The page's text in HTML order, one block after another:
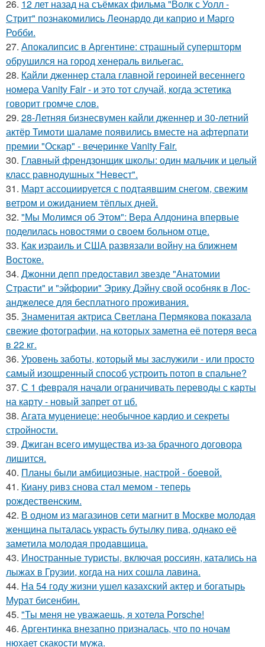
26. 12 лет назад на съёмках фильма "Волк с Уолл -
Стрит" познакомились Леонардо ди каприо и Марго
Робби.
27. Апокалипсис в Аргентине: страшный супершторм
обрушился на город хенераль вильегас.
28. Кайли дженнер стала главной героиней весеннего
номера Vanity Fair - и это тот случай, когда эстетика
говорит громче слов.
29. 28-Летняя бизнесвумен кайли дженнер и 30-летний
актёр Тимоти шаламе появились вместе на афтерпати
премии "Оскар" - вечеринке Vanity Fair.
30. Главный френдзонщик школы: один мальчик и целый
класс равнодушных "Невест".
31. Март ассоциируется с подтаявшим снегом, свежим
ветром и ожиданием тёплых дней.
32. "Мы Молимся об Этом": Вера Алдонина впервые
поделилась новостями о своем больном отце.
33. Как израиль и США развязали войну на ближнем
Востоке.
34. Джонни депп предоставил звезде "Анатомии
Страсти" и "эйфории" Эрику Дэйну свой особняк в Лос-
анджелесе для бесплатного проживания.
35. Знаменитая актриса Светлана Пермякова показала
свежие фотографии, на которых заметна её потеря веса
в 22 кг.
36. Уровень заботы, который мы заслужили - или просто
самый изощренный способ устроить потоп в спальне?
37. С 1 февраля начали ограничивать переводы с карты
на карту - новый запрет от цб.
38. Агата муцениеце: необычное кардио и секреты
стройности.
39. Джиган всего имущества из-за брачного договора
лишится.
40. Планы были амбициозные, настрой - боевой.
41. Киану ривз снова стал мемом - теперь
рождественским.
42. В одном из магазинов сети магнит в Москве молодая
женщина пыталась украсть бутылку пива, однако её
заметила молодая продавщица.
43. Иностранные туристы, включая россиян, катались на
лыжах в Грузии, когда на них сошла лавина.
44. На 54 году жизни ушел казахский актер и богатырь
Мурат бисенбин.
45. "Ты меня не уважаешь, я хотела Porsche!
46. Аргентинка внезапно призналась, что по ночам
нюхает скакости мужа.